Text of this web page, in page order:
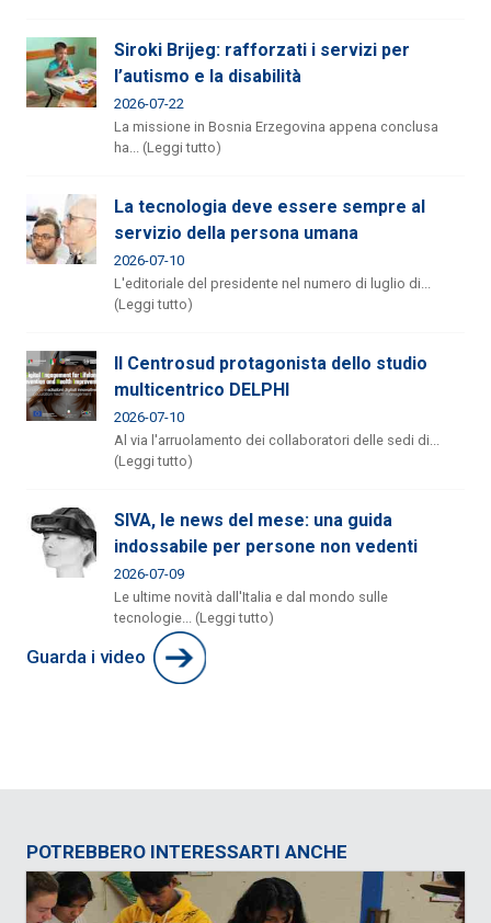
Siroki Brijeg: rafforzati i servizi per
l’autismo e la disabilità
2026-07-22
La missione in Bosnia Erzegovina appena conclusa
ha... (Leggi tutto)
La tecnologia deve essere sempre al
servizio della persona umana
2026-07-10
L'editoriale del presidente nel numero di luglio di...
(Leggi tutto)
Il Centrosud protagonista dello studio
multicentrico DELPHI
2026-07-10
Al via l'arruolamento dei collaboratori delle sedi di...
(Leggi tutto)
SIVA, le news del mese: una guida
indossabile per persone non vedenti
2026-07-09
Le ultime novità dall'Italia e dal mondo sulle
tecnologie... (Leggi tutto)
Guarda i video
POTREBBERO INTERESSARTI ANCHE